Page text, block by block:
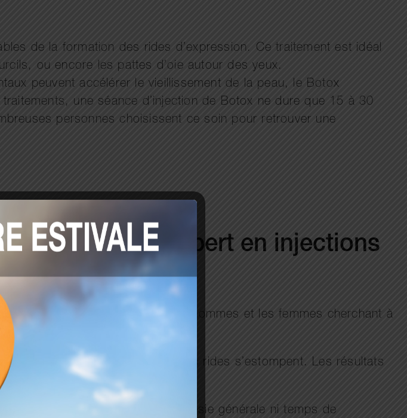
de la formation des rides d’expression. Ce traitement est idéal
ou encore les pattes d’oie autour des yeux.
peuvent accélérer le vieillissement de la peau, le Botox
une séance d’injection de Botox ne dure que 15 à 30
personnes choisissent ce soin pour retrouver une
Saint-Cloud, expert en injections
un traitement privilégié par les hommes et les femmes cherchant à
:
peau paraît plus lisse, et vos rides s’estompent. Les résultats
le Botox ne nécessite ni anesthésie générale ni temps de